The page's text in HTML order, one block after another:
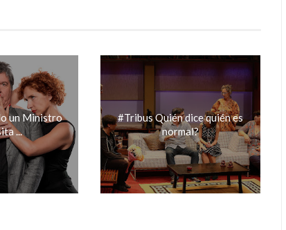
un Ministro
...
#Tribus Quién dice quién es
normal?